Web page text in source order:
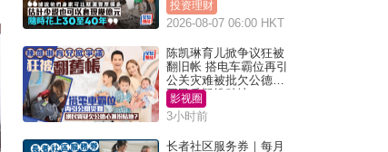
投资理财
2026-08-07 06:00 HKT
陈凯琳育儿掀争议狂被
翻旧帐 搭电车霸位再引
公关灾难被批欠公德心
网民质疑扮贴地？
影视圈
3小时前
长者社区服务券｜每月